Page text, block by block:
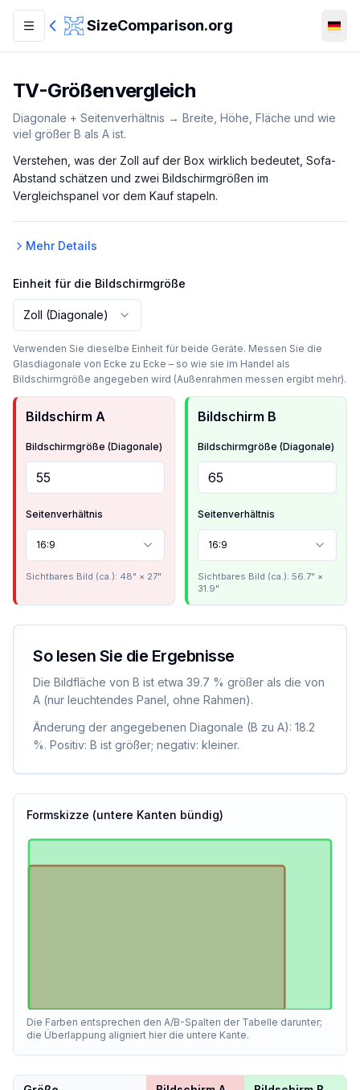
SizeComparison.org
Zum Hauptinhalt springen
TV-Größenvergleich
Diagonale + Seitenverhältnis → Breite, Höhe, Fläche und wie
viel größer B als A ist.
Verstehen, was der Zoll auf der Box wirklich bedeutet, Sofa-
Abstand schätzen und zwei Bildschirmgrößen im
Vergleichspanel vor dem Kauf stapeln.
Mehr Details
Einheit für die Bildschirmgröße
Zoll (Diagonale)
Verwenden Sie dieselbe Einheit für beide Geräte. Messen Sie die
Glasdiagonale von Ecke zu Ecke – so wie sie im Handel als
Bildschirmgröße angegeben wird (Außenrahmen messen ergibt mehr).
Bildschirm A
Bildschirmgröße (Diagonale)
Seitenverhältnis
16:9
Sichtbares Bild (ca.): 48" × 27"
Bildschirm B
Bildschirmgröße (Diagonale)
Seitenverhältnis
16:9
Sichtbares Bild (ca.): 56.7" ×
31.9"
So lesen Sie die Ergebnisse
Die Bildfläche von B ist etwa 39.7 % größer als die von
A (nur leuchtendes Panel, ohne Rahmen).
Änderung der angegebenen Diagonale (B zu A): 18.2
%. Positiv: B ist größer; negativ: kleiner.
Formskizze (untere Kanten bündig)
Die Farben entsprechen den A/B-Spalten der Tabelle darunter;
die Überlappung aligniert hier die untere Kante.